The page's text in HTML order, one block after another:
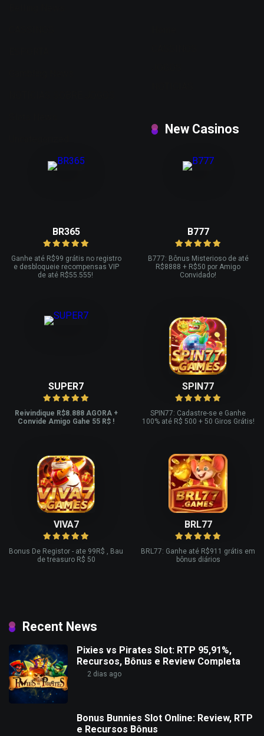
New Casinos
BR365
Ganhe até R$99 grátis no registro
e desbloqueie recompensas VIP
de até R$55.555!
B777
B777: Bônus Misterioso de até
R$8888 + R$50 por Amigo
Convidado!
SUPER7
Reivindique R$8.888 AGORA +
Convide Amigo Gahe 55 R$ !
SPIN77
SPIN77: Cadastre-se e Ganhe
100% até R$ 500 + 50 Giros Grátis!
VIVA7
Bonus De Registor - ate 99R$ , Bau
de treasuro R$ 50
BRL77
BRL77: Ganhe até R$911 grátis em
bônus diários
Recent News
Pixies vs Pirates Slot: RTP 95,91%,
Recursos, Bônus e Review Completa
2 dias ago
Bonus Bunnies Slot Online: Review, RTP
e Recursos Bônus